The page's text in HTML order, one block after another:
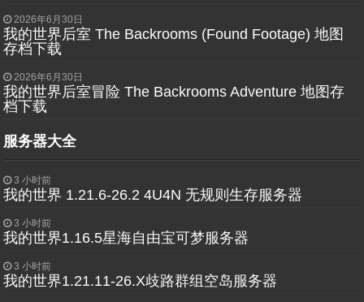
2026年6月30日
我的世界后室 The Backrooms (Found Footage) 地图
存档下载
2026年6月30日
我的世界后室冒险 The Backrooms Adventure 地图存
档下载
服务器大全
3 小时前
我的世界 1.21.6-26.2 4U4N 无规则生存服务器
3 小时前
我的世界1.16.5星海自由宝可梦服务器
3 小时前
我的世界1.21.11-26.X歧路群组空岛服务器